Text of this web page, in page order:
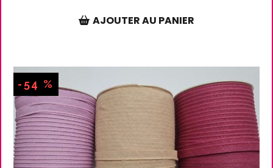
AJOUTER AU PANIER
-54 %